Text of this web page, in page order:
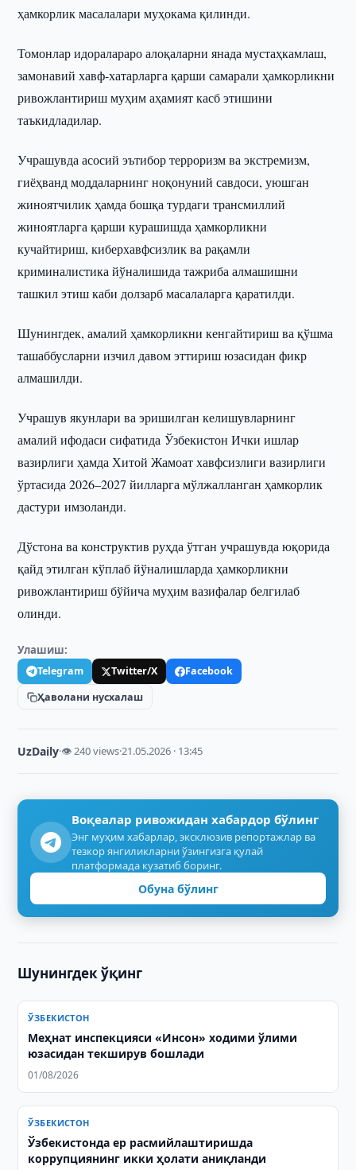
ҳамкорлик масалалари муҳокама қилинди.
Томонлар идоралараро алоқаларни янада мустаҳкамлаш,
замонавий хавф-хатарларга қарши самарали ҳамкорликни
ривожлантириш муҳим аҳамият касб этишини
таъкидладилар.
Учрашувда асосий эътибор терроризм ва экстремизм,
гиёҳванд моддаларнинг ноқонуний савдоси, уюшган
жиноятчилик ҳамда бошқа турдаги трансмиллий
жиноятларга қарши курашишда ҳамкорликни
кучайтириш, киберхавфсизлик ва рақамли
криминалистика йўналишида тажриба алмашишни
ташкил этиш каби долзарб масалаларга қаратилди.
Шунингдек, амалий ҳамкорликни кенгайтириш ва қўшма
ташаббусларни изчил давом эттириш юзасидан фикр
алмашилди.
Учрашув якунлари ва эришилган келишувларнинг
амалий ифодаси сифатида Ўзбекистон Ички ишлар
вазирлиги ҳамда Хитой Жамоат хавфсизлиги вазирлиги
ўртасида 2026–2027 йилларга мўлжалланган ҳамкорлик
дастури имзоланди.
Дўстона ва конструктив руҳда ўтган учрашувда юқорида
қайд этилган кўплаб йўналишларда ҳамкорликни
ривожлантириш бўйича муҳим вазифалар белгилаб
олинди.
Улашиш:
Telegram Twitter/X
Facebook
Ҳаволани нусхалаш
UzDaily·👁 240 views·21.05.2026 · 13:45
Воқеалар ривожидан хабардор бўлинг
Энг муҳим хабарлар, эксклюзив репортажлар ва
тезкор янгиликларни ўзингизга қулай
платформада кузатиб боринг.
Обуна бўлинг
Шунингдек ўқинг
ЎЗБЕКИСТОН
Меҳнат инспекцияси «Инсон» ходими ўлими
юзасидан текширув бошлади
01/08/2026
ЎЗБЕКИСТОН
Ўзбекистонда ер расмийлаштиришда
коррупциянинг икки ҳолати аниқланди